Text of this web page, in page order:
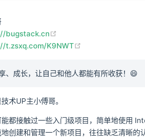
bugstack.cn
t.zsxq.com/K9NWT
、成长，让自己和他人都能有所收获！😄
术UP主小傅哥。
都接触过一些入门级项目，简单地使用
创建和管理一个新项目，往往缺乏清晰的